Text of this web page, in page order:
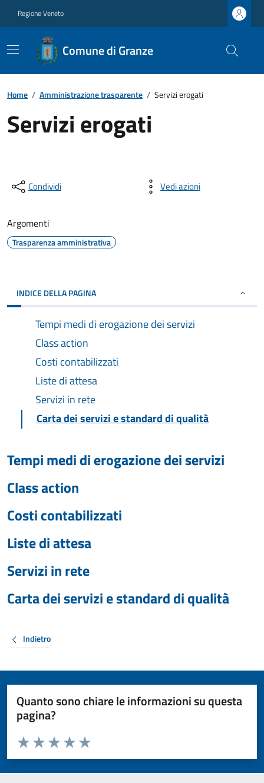
Regione Veneto
Comune di Granze
Home / Amministrazione trasparente / Servizi erogati
Servizi erogati
Condividi Vedi azioni
Argomenti
Trasparenza amministrativa
INDICE DELLA PAGINA
Tempi medi di erogazione dei servizi
Class action
Costi contabilizzati
Liste di attesa
Servizi in rete
Carta dei servizi e standard di qualità
Tempi medi di erogazione dei servizi
Class action
Costi contabilizzati
Liste di attesa
Servizi in rete
Carta dei servizi e standard di qualità
Indietro
Quanto sono chiare le informazioni su questa
pagina?
Valuta da 1 a 5 stelle la pagina
Valuta 5 stelle su 5
Valuta 4 stelle su 5
Valuta 3 stelle su 5
Valuta 2 stelle su 5
Valuta 1 stelle su 5